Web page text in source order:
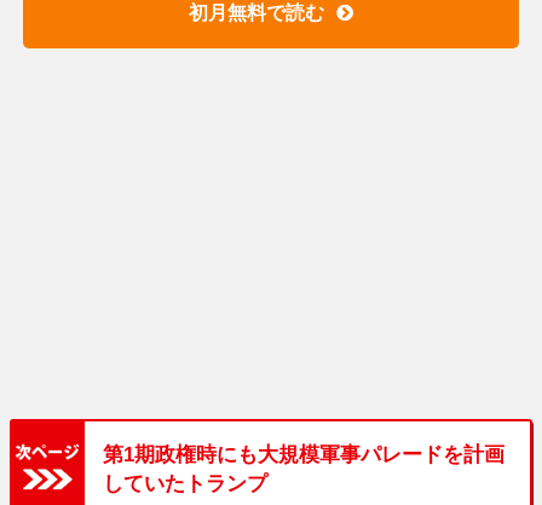
初月無料で読む
第1期政権時にも大規模軍事パレードを計画
していたトランプ